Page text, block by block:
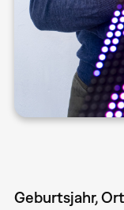
Geburtsjahr, Ort